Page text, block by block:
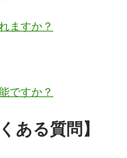
ますか？
ですか？
ある質問】